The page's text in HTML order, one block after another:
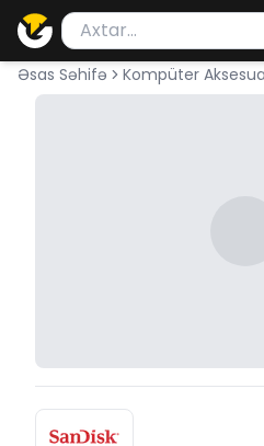
Məhsul axtar
Axtarış üçün ən azı 2
Əsas Səhifə Kompüter